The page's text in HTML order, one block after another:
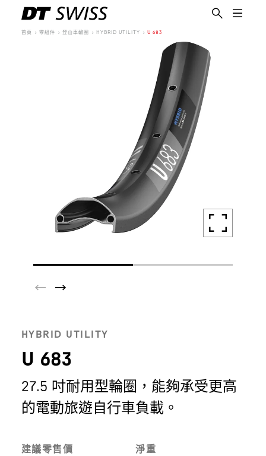
首頁 零組件 登山車輪圈 HYBRID UTILITY U 683
HYBRID UTILITY
U 683
27.5 吋耐用型輪圈，能夠承受更高
的電動旅遊自行車負載。
建議零售價 淨重